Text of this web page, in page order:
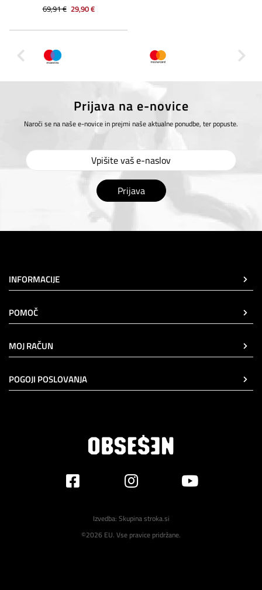
69,91 € 29,90 €
Prijava na e-novice
Naroči se na naše e-novice in prejmi naše aktualne ponudbe, ter popuste.
Prijava
INFORMACIJE
POMOČ
MOJ RAČUN
POGOJI POSLOVANJA
Izvedba: Skupina stroka.si
©2026 EU. Vse pravice pridržane.